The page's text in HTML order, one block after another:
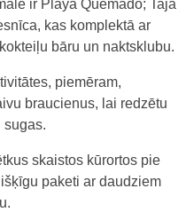
ir Playa Quemado; Tajā
kas komplektā ar
bāru un naktsklubu.
piemēram,
braucienus, lai redzētu
sugas.
skaistos kūrortos pie
paketi ar daudziem